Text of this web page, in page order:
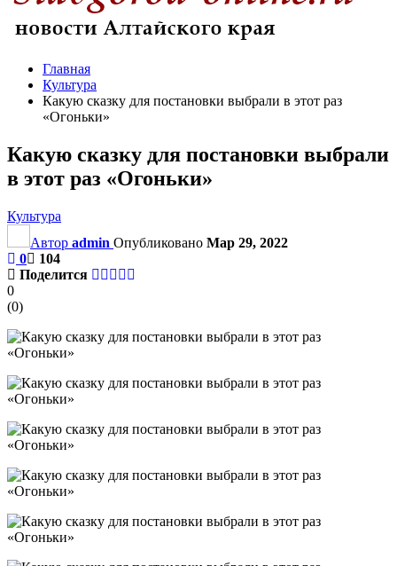
Главная
Культура
Какую сказку для постановки выбрали в этот раз
«Огоньки»
Какую сказку для постановки выбрали
в этот раз «Огоньки»
Культура
Автор admin Опубликовано Мар 29, 2022
0
104
Поделится
0
(0)